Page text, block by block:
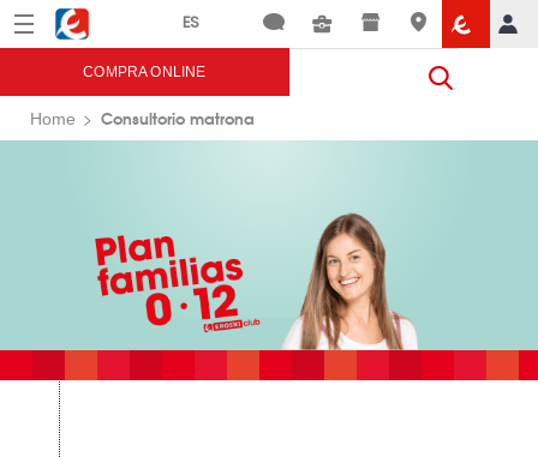
Menú Eroski
COMPRA ONLINE
Home Consultorio matrona